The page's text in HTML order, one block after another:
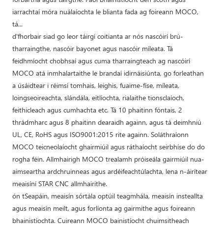
iarrachtaí móra nuálaíochta le blianta fada ag foireann MOCO,
tá...
d'fhorbair siad go leor táirgí coitianta ar nós nascóirí brú-
tharraingthe, nascóir bayonet agus nascóir míleata. Tá
feidhmíocht chobhsaí agus cuma tharraingteach ag nascóirí
MOCO atá inmhalartaithe le brandaí idirnáisiúnta, go forleathan
a úsáidtear i réimsí tomhais, leighis, fuaime-físe, míleata,
loingseoireachta, slándála, eitlíochta, rialaithe tionsclaíoch,
feithicleach agus cumhachta etc. Tá 10 phaitinn fóntais, 2
thrádmharc agus 8 phaitinn dearaidh againn, agus tá deimhniú
UL, CE, RoHS agus ISO9001:2015 rite againn. Soláthraíonn
MOCO teicneolaíocht ghairmiúil agus ráthaíocht seirbhíse do do
rogha féin. Allmhairigh MOCO trealamh próiseála gairmiúil nua-
aimseartha ardchruinneas agus ardéifeachtúlachta, lena n-áirítear
meaisíní STAR CNC allmhairithe.
ón tSeapáin, meaisín sórtála optúil teagmhála, meaisín insteallta
agus meaisín meilt, agus forlíonta ag gairmithe agus foireann
bhainistíochta. Cuireann MOCO bainistíocht chuimsitheach